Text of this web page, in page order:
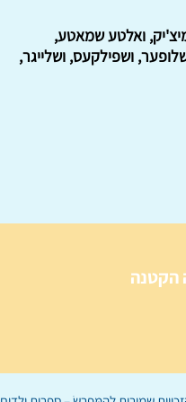
ואלטע שמאטע,
ושפילקעס, ושלייגר,
הקטנה